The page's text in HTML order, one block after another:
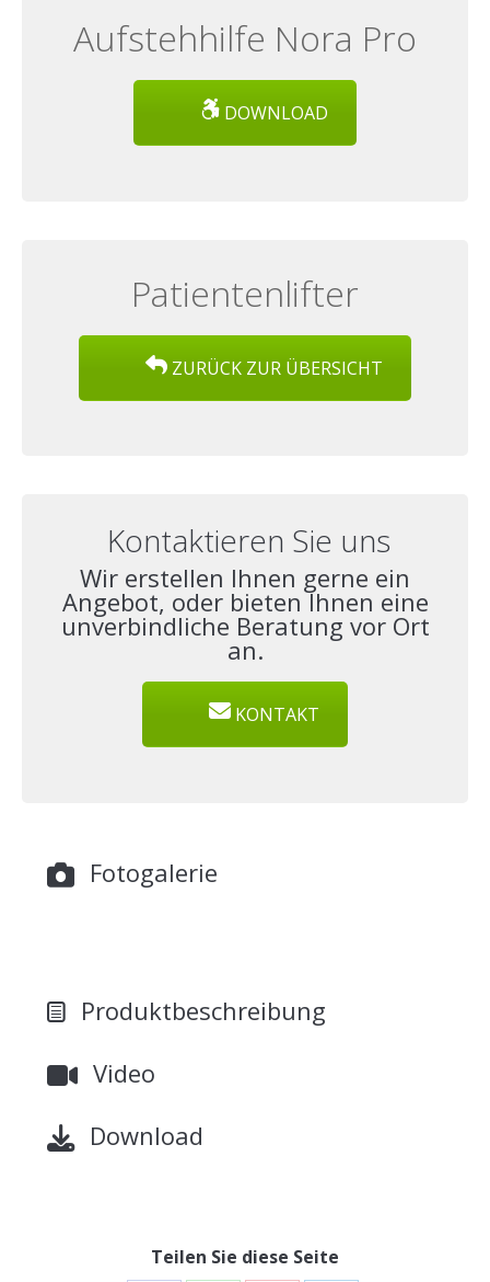
Aufstehhilfe Nora Pro
DOWNLOAD
Patientenlifter
ZURÜCK ZUR ÜBERSICHT
Kontaktieren Sie uns
Wir erstellen Ihnen gerne ein
Angebot, oder bieten Ihnen eine
unverbindliche Beratung vor Ort
an.
KONTAKT
Fotogalerie
Produktbeschreibung
Video
Download
Teilen Sie diese Seite